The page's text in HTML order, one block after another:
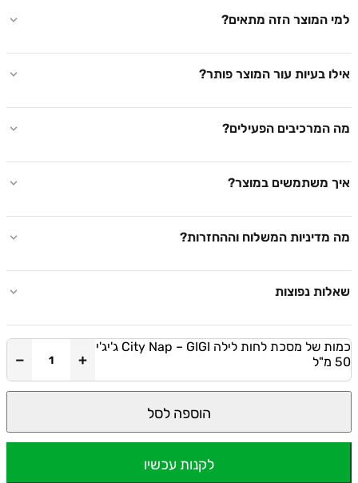
המוצר הזה מתאים?
בעיות עור המוצר פותר?
הפעילים?
משתמשים במוצר?
המשלוח וההחזרות?
נפוצות
כמות של מסכת לחות לילה City Nap – GIGI ג'יג'י
−
הוספה לסל
לקנות עכשיו